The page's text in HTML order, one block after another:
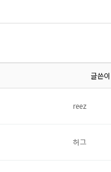
글쓴이
reez
허그